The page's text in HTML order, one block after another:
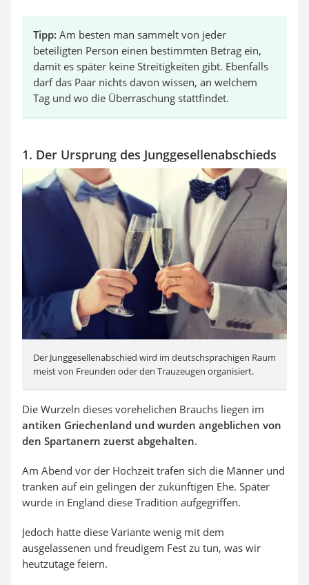
Tipp: Am besten man sammelt von jeder
beteiligten Person einen bestimmten Betrag ein,
damit es später keine Streitigkeiten gibt. Ebenfalls
darf das Paar nichts davon wissen, an welchem
Tag und wo die Überraschung stattfindet.
1. Der Ursprung des Junggesellenabschieds
Der Junggesellenabschied wird im deutschsprachigen Raum
meist von Freunden oder den Trauzeugen organisiert.
Die Wurzeln dieses vorehelichen Brauchs liegen im
antiken Griechenland und wurden angeblichen von
den Spartanern zuerst abgehalten.
Am Abend vor der Hochzeit trafen sich die Männer und
tranken auf ein gelingen der zukünftigen Ehe. Später
wurde in England diese Tradition aufgegriffen.
Jedoch hatte diese Variante wenig mit dem
ausgelassenen und freudigem Fest zu tun, was wir
heutzutage feiern.